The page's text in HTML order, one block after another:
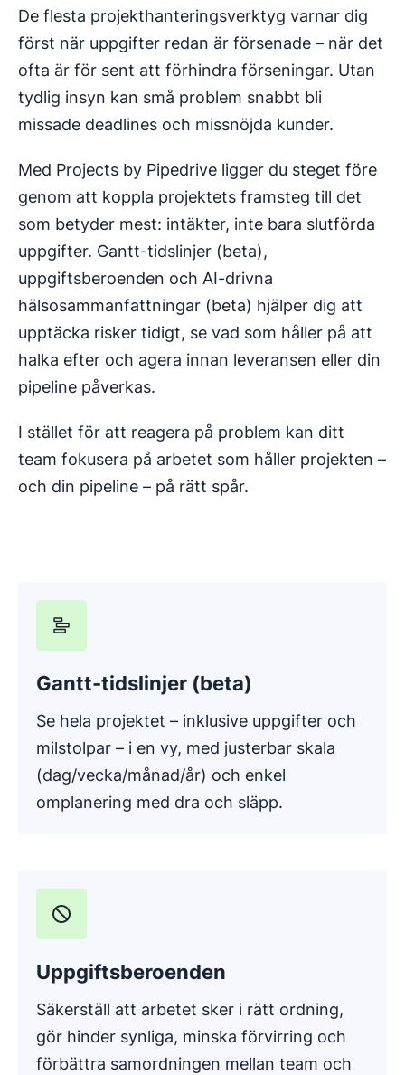
De flesta projekthanteringsverktyg varnar dig
först när uppgifter redan är försenade – när det
ofta är för sent att förhindra förseningar. Utan
tydlig insyn kan små problem snabbt bli
missade deadlines och missnöjda kunder.
Med Projects by Pipedrive ligger du steget före
genom att koppla projektets framsteg till det
som betyder mest: intäkter, inte bara slutförda
uppgifter. Gantt-tidslinjer (beta),
uppgiftsberoenden och AI-drivna
hälsosammanfattningar (beta) hjälper dig att
upptäcka risker tidigt, se vad som håller på att
halka efter och agera innan leveransen eller din
pipeline påverkas.
I stället för att reagera på problem kan ditt
team fokusera på arbetet som håller projekten –
och din pipeline – på rätt spår.
Gantt-tidslinjer (beta)
Se hela projektet – inklusive uppgifter och
milstolpar – i en vy, med justerbar skala
(dag/vecka/månad/år) och enkel
omplanering med dra och släpp.
Uppgiftsberoenden
Säkerställ att arbetet sker i rätt ordning,
gör hinder synliga, minska förvirring och
förbättra samordningen mellan team och